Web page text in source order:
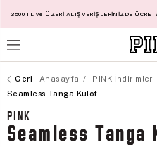
3500 TL ve ÜZERİ ALIŞVERİŞLERİNİZDE
Anasayfa PINK İndirimler
Seamless Tanga Külot
PINK
Seamless Tanga